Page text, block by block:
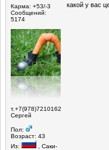
Карма: +53/-3
Сообщений:
5174
т.+7(978)7210162
Сергей
Пол:
Возраст: 43
Из:
, Саки-
какой у вас